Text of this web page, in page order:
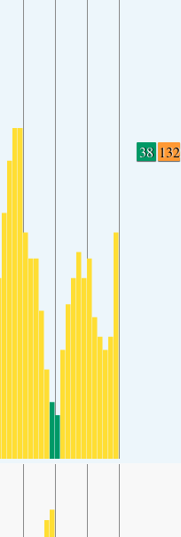
38 132